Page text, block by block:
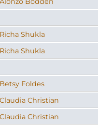
Richa Shukla
Richa Shukla
Betsy Foldes
Claudia Christian
Claudia Christian